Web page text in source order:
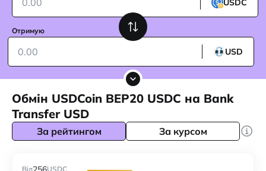
USDC
Отримую
USD
Обмін USDCoin BEP20 USDC на Bank
Transfer USD
За рейтингом За курсом
Від USDC